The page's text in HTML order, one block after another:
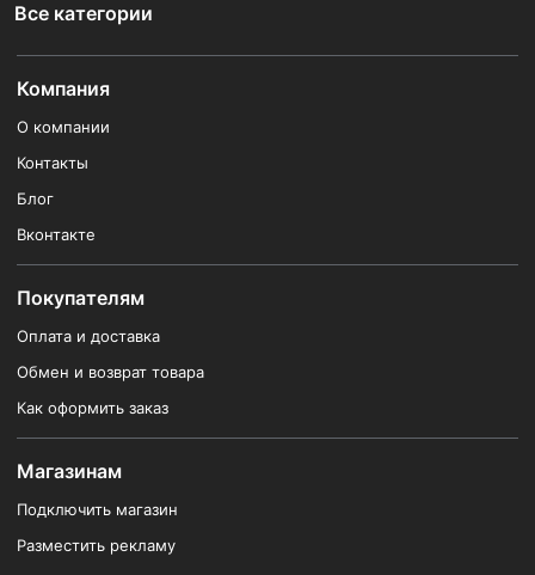
Все категории
Компания
О компании
Контакты
Блог
Вконтакте
Покупателям
Оплата и доставка
Обмен и возврат товара
Как оформить заказ
Магазинам
Подключить магазин
Разместить рекламу